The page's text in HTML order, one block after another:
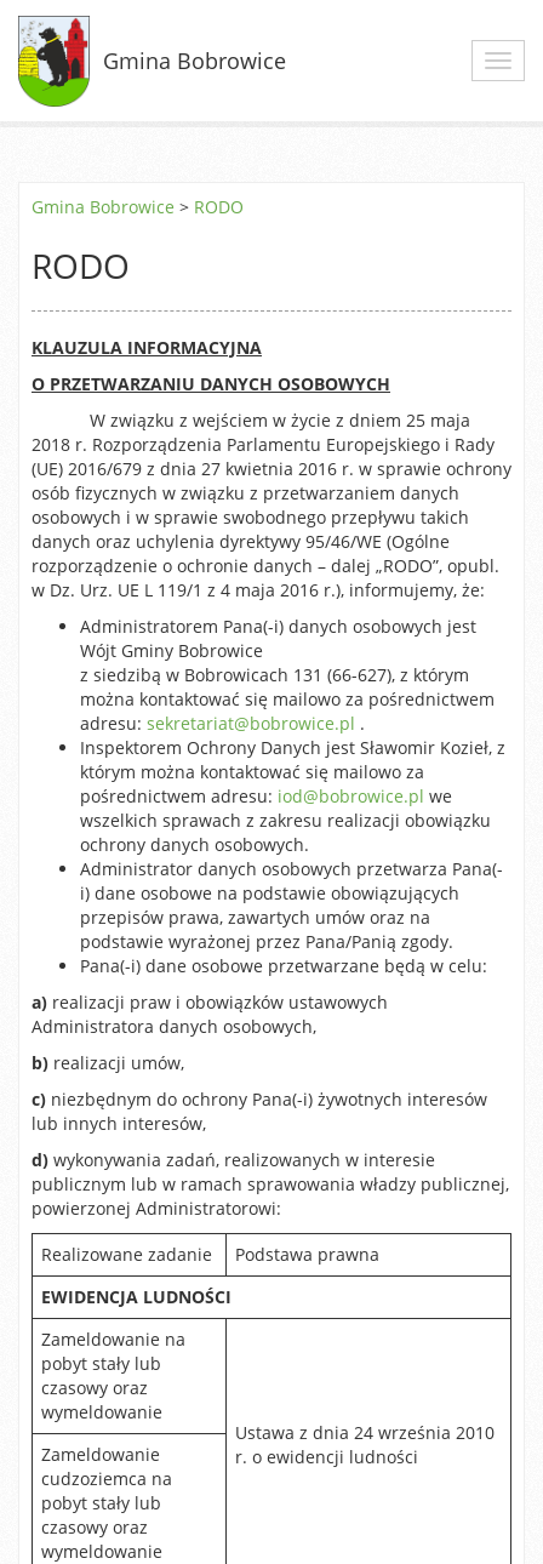
Gmina Bobrowice
Gmina Bobrowice > RODO
RODO
KLAUZULA INFORMACYJNA
O PRZETWARZANIU DANYCH OSOBOWYCH
W związku z wejściem w życie z dniem 25 maja
2018 r. Rozporządzenia Parlamentu Europejskiego i Rady
(UE) 2016/679 z dnia 27 kwietnia 2016 r. w sprawie ochrony
osób fizycznych w związku z przetwarzaniem danych
osobowych i w sprawie swobodnego przepływu takich
danych oraz uchylenia dyrektywy 95/46/WE (Ogólne
rozporządzenie o ochronie danych – dalej „RODO”, opubl.
w Dz. Urz. UE L 119/1 z 4 maja 2016 r.), informujemy, że:
Administratorem Pana(-i) danych osobowych jest
Wójt Gminy Bobrowice
z siedzibą w Bobrowicach 131 (66-627), z którym
można kontaktować się mailowo za pośrednictwem
adresu: sekretariat@bobrowice.pl .
Inspektorem Ochrony Danych jest Sławomir Kozieł, z
którym można kontaktować się mailowo za
pośrednictwem adresu: iod@bobrowice.pl we
wszelkich sprawach z zakresu realizacji obowiązku
ochrony danych osobowych.
Administrator danych osobowych przetwarza Pana(-
i) dane osobowe na podstawie obowiązujących
przepisów prawa, zawartych umów oraz na
podstawie wyrażonej przez Pana/Panią zgody.
Pana(-i) dane osobowe przetwarzane będą w celu:
a) realizacji praw i obowiązków ustawowych
Administratora danych osobowych,
b) realizacji umów,
c) niezbędnym do ochrony Pana(-i) żywotnych interesów
lub innych interesów,
d) wykonywania zadań, realizowanych w interesie
publicznym lub w ramach sprawowania władzy publicznej,
powierzonej Administratorowi:
Realizowane zadanie
Podstawa prawna
EWIDENCJA LUDNOŚCI
Zameldowanie na
pobyt stały lub
czasowy oraz
wymeldowanie
Ustawa z dnia 24 września 2010
r. o ewidencji ludności
Zameldowanie
cudzoziemca na
pobyt stały lub
czasowy oraz
wymeldowanie